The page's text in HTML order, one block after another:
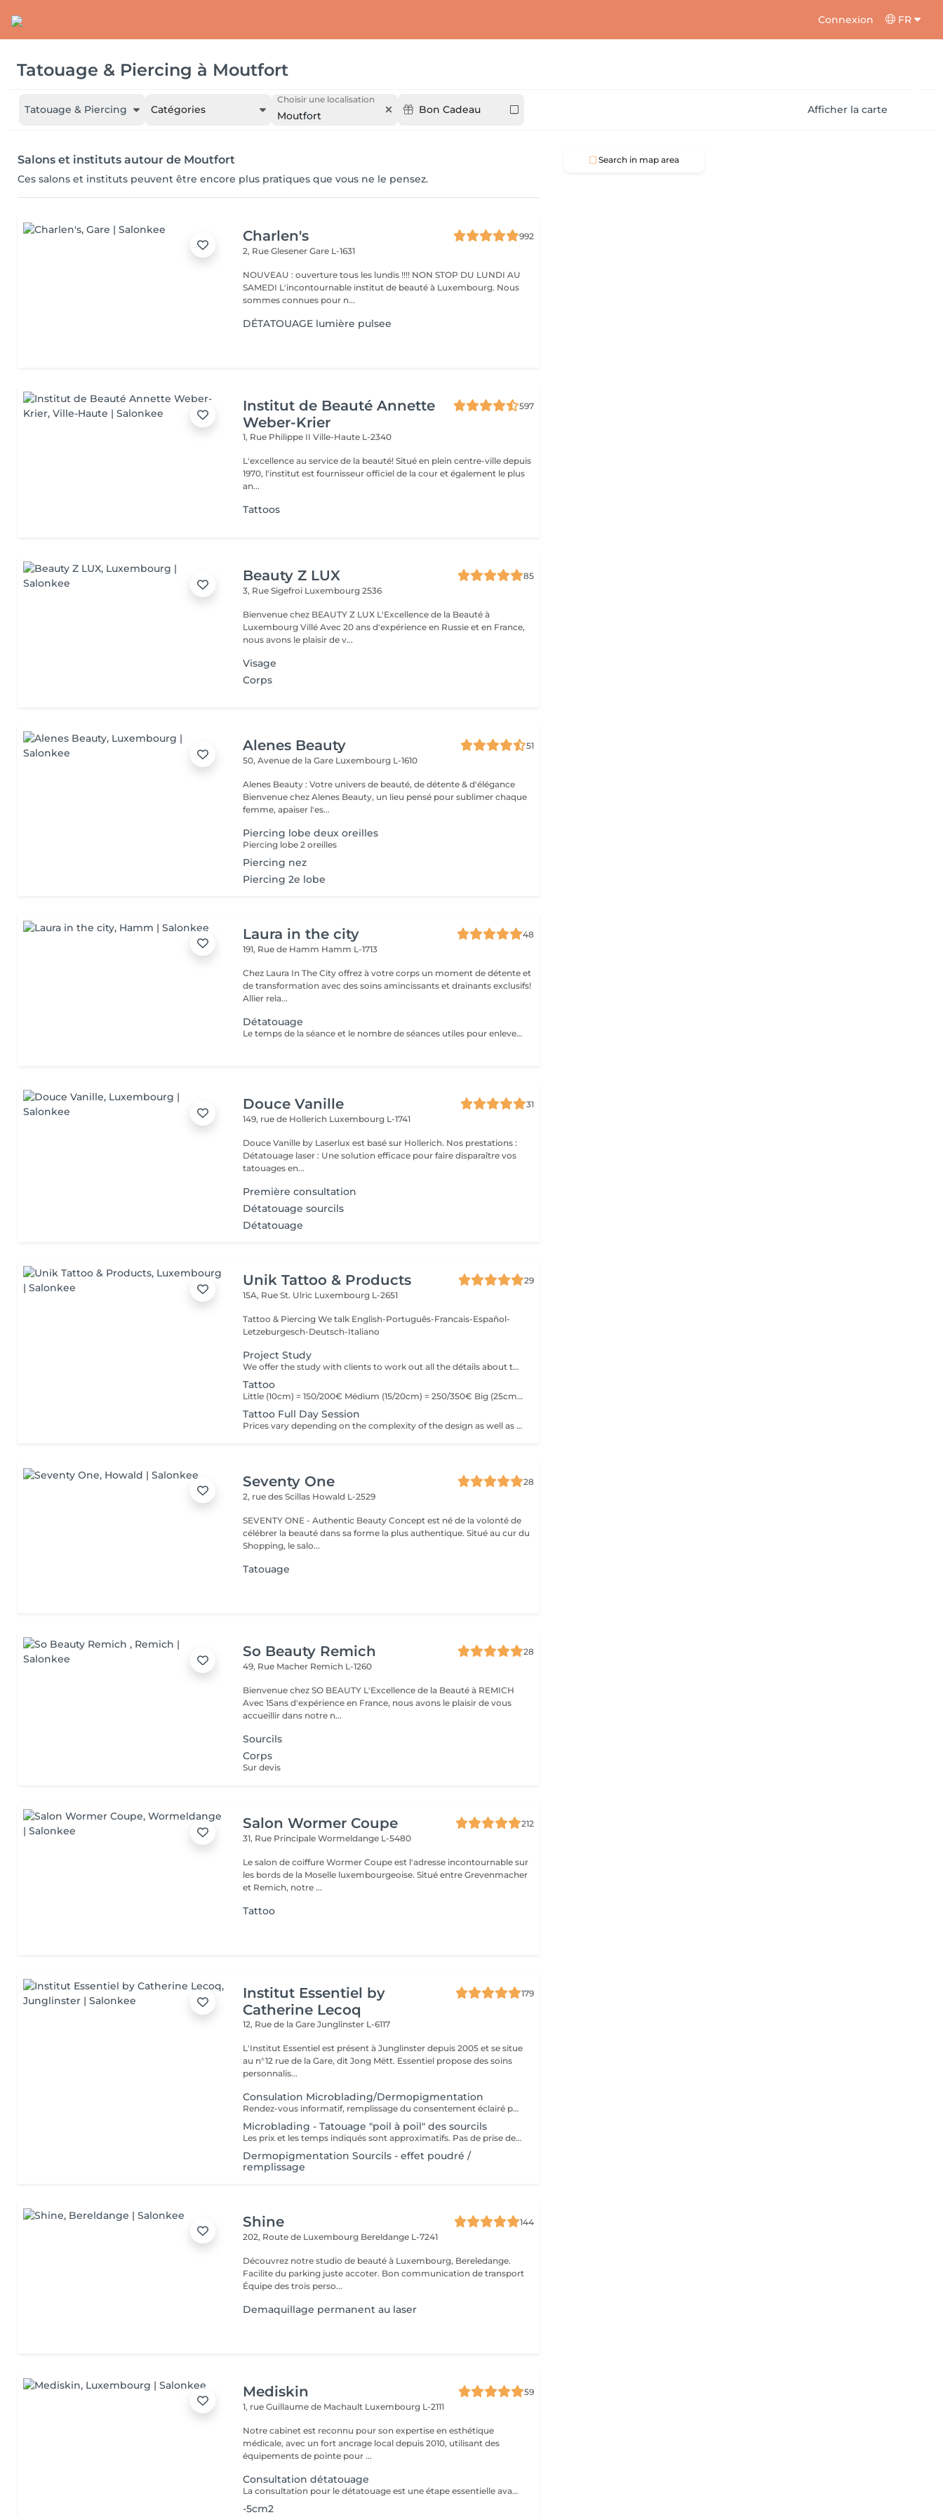
Connexion FR
Tatouage & Piercing à Moutfort
Tatouage & Piercing Catégories
Choisir une localisation
Moutfort Bon Cadeau Afficher la carte
Salons et instituts autour de Moutfort
Ces salons et instituts peuvent être encore plus pratiques que vous ne le pensez.
Charlen's
992
2, Rue GlesenerGare L-1631
NOUVEAU : ouverture tous les lundis !!!! NON STOP DU LUNDI AU
SAMEDI L'incontournable institut de beauté à Luxembourg. Nous
sommes connues pour n...
DÉTATOUAGE lumière pulsee
Institut de Beauté Annette
Weber-Krier
597
1, Rue Philippe IIVille-Haute L-2340
L'excellence au service de la beauté! Situé en plein centre-ville depuis
1970, l'institut est fournisseur officiel de la cour et également le plus
an...
Tattoos
Beauty Z LUX
85
3, Rue Sigefroi Luxembourg 2536
Bienvenue chez BEAUTY Z LUX L'Excellence de la Beauté à
Luxembourg Villé Avec 20 ans d'expérience en Russie et en France,
nous avons le plaisir de v...
Visage
Corps
Alenes Beauty
51
50, Avenue de la Gare Luxembourg L-1610
Alenes Beauty : Votre univers de beauté, de détente & d'élégance
Bienvenue chez Alenes Beauty, un lieu pensé pour sublimer chaque
femme, apaiser l'es...
Piercing lobe deux oreilles
Piercing lobe 2 oreilles
Piercing nez
Piercing 2e lobe
Laura in the city
48
191, Rue de Hamm Hamm L-1713
Chez Laura In The City offrez à votre corps un moment de détente et
de transformation avec des soins amincissants et drainants exclusifs!
Allier rela...
Détatouage
Le temps de la séance et le nombre de séances utiles pour enlever le tatouage sont variables Le détatouage laser est une technique efficace qui fragmente les pigments d'encre sous la peau à l'aide de faisceaux de lumière, permettant ainsi au système immunitaire de les éliminer progressivement. Le processus nécessite généralement plusieurs séances, et son efficacité dépend de divers facteurs. Comment ça marche ? Le laser cible les particules d'encre et les chauffe pour les fragmenter en morceaux plus petits. Ces fragments sont ensuite naturellement évacués par le corps. Différents types de lasers, tels que le laser Picosure ou le laser Q-Switched, sont utilisés pour traiter efficacement différentes couleurs et profondeurs d'encre. Ce qu'il faut savoir Nombre de séances Le nombre de séances varie considérablement. Un tatouage amateur peut nécessiter 3 à 5 séances, tandis qu'un tatouage professionnel peut en exiger 4 à 12, voire plus, pour une disparition complète. Résultats progressifs L'éclaircissement de l'encre est visible après chaque séance, mais le tatouage complet s'estompe progressivement au fil du temps.
Douce Vanille
31
149, rue de Hollerich Luxembourg L-1741
Douce Vanille by Laserlux est basé sur Hollerich. Nos prestations :
Détatouage laser : Une solution efficace pour faire disparaître vos
tatouages en...
Première consultation
Détatouage sourcils
Détatouage
Unik Tattoo & Products
29
15A, Rue St. Ulric Luxembourg L-2651
Tattoo & Piercing We talk English-Português-Francais-Español-
Letzeburgesch-Deutsch-Italiano
Project Study
We offer the study with clients to work out all the détails about their tattoo.
Tattoo
Little (10cm) = 150/200€ Médium (15/20cm) = 250/350€ Big (25cm/+) = start at 400€ Custom quotes per project! The prices vary depending on the complexity of the design as well as the área to be tattoed!
Tattoo Full Day Session
Prices vary depending on the complexity of the design as well as the área to be tattoed.
Seventy One
28
2, rue des Scillas Howald L-2529
SEVENTY ONE - Authentic Beauty Concept est né de la volonté de
célébrer la beauté dans sa forme la plus authentique. Situé au cur du
Shopping, le salo...
Tatouage
So Beauty Remich
28
49, Rue Macher Remich L-1260
Bienvenue chez SO BEAUTY L'Excellence de la Beauté à REMICH
Avec 15ans d'expérience en France, nous avons le plaisir de vous
accueillir dans notre n...
Sourcils
Corps
Sur devis
Salon Wormer Coupe
212
31, Rue PrincipaleWormeldange L-5480
Le salon de coiffure Wormer Coupe est l'adresse incontournable sur
les bords de la Moselle luxembourgeoise. Situé entre Grevenmacher
et Remich, notre ...
Tattoo
Institut Essentiel by
Catherine Lecoq
179
12, Rue de la GareJunglinster L-6117
L'Institut Essentiel est présent à Junglinster depuis 2005 et se situe
au n°12 rue de la Gare, dit Jong Mëtt. Essentiel propose des soins
personnalis...
Consulation Microblading/Dermopigmentation
Rendez-vous informatif, remplissage du consentement éclairé pour la réalisation d'un acte de tatouage. Évaluation du tatouage à réaliser, choix de la technique la mieux adaptée. La consultation est considérée comme un acompte si prise de rendez-vous pour le tatouage endéans les 15 jours.
Microblading - Tatouage "poil à poil" des sourcils
Les prix et les temps indiqués sont approximatifs. Pas de prise de rendez-vous sans consultation préalable. Réservable en ligne ou par téléphone.
Dermopigmentation Sourcils - effet poudré /
remplissage
Shine
144
202, Route de Luxembourg Bereldange L-7241
Découvrez notre studio de beauté à Luxembourg, Bereledange.
Facilite du parking juste accoter. Bon communication de transport
Équipe des trois perso...
Demaquillage permanent au laser
Mediskin
59
1, rue Guillaume de Machault Luxembourg L-2111
Notre cabinet est reconnu pour son expertise en esthétique
médicale, avec un fort ancrage local depuis 2010, utilisant des
équipements de pointe pour ...
Consultation détatouage
La consultation pour le détatouage est une étape essentielle avant le traitement. Elle permet d'évaluer la taille, les couleurs et la profondeur du tatouage, ainsi que le type de peau du patient. Le professionnel explique le déroulement du traitement, le nombre de séances nécessaires et les éventuels effets secondaires. C'est aussi le moment pour poser toutes vos questions et discuter des attentes en termes de résultats
-5cm2
Search in map area